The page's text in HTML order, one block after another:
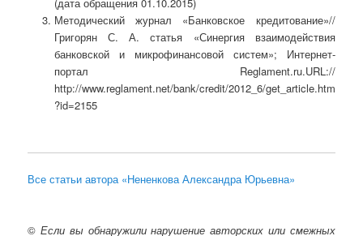
Методический журнал «Банковское кредитование»//
Григорян С. А. статья «Синергия взаимодействия
банковской и микрофинансовой систем»; Интернет-
портал Reglament.ru.URL://
http://www.reglament.net/bank/credit/2012_6/get_article.htm
?id=2155
Все статьи автора «Нененкова Александра Юрьевна»
© Если вы обнаружили нарушение авторских или смежных